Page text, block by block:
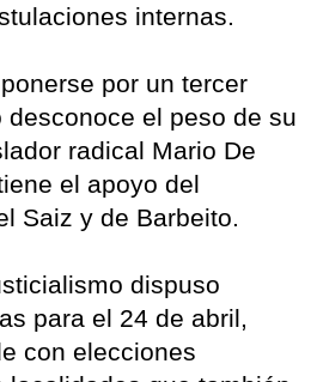
internas.
por un tercer
desconoce el peso de su
radical Mario De
el apoyo del
Saiz y de Barbeito.
dispuso
para el 24 de abril,
con elecciones